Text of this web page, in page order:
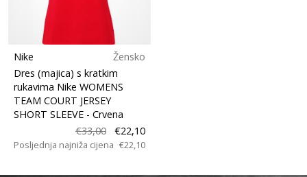
Nike
Žensko
Dres (majica) s kratkim
rukavima Nike WOMENS
TEAM COURT JERSEY
SHORT SLEEVE - Crvena
€33,00
€22,10
Posljednja najniža cijena €22,10